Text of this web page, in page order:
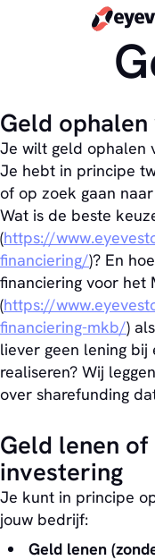
Geld
Je wilt geld ophalen
Je hebt in principe
of op zoek gaan
Wat is de beste
(https://
financiering/)? En
financiering voor het
(https://
financiering-mkb/)
liever geen lening
realiseren? Wij
over sharefunding
Geld lenen
investering
Je kunt in principe
jouw bedrijf:
Geld lenen